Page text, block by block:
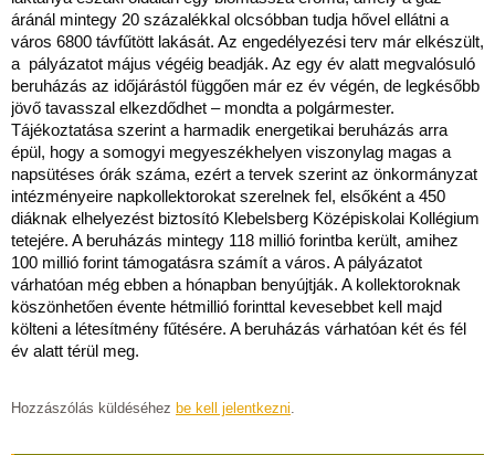
áránál mintegy 20 százalékkal olcsóbban tudja hővel ellátni a
város 6800 távfűtött lakását. Az engedélyezési terv már elkészült,
a pályázatot május végéig beadják. Az egy év alatt megvalósuló
beruházás az időjárástól függően már ez év végén, de legkésőbb
jövő tavasszal elkezdődhet – mondta a polgármester.
Tájékoztatása szerint a harmadik energetikai beruházás arra
épül, hogy a somogyi megyeszékhelyen viszonylag magas a
napsütéses órák száma, ezért a tervek szerint az önkormányzat
intézményeire napkollektorokat szerelnek fel, elsőként a 450
diáknak elhelyezést biztosító Klebelsberg Középiskolai Kollégium
tetejére. A beruházás mintegy 118 millió forintba került, amihez
100 millió forint támogatásra számít a város. A pályázatot
várhatóan még ebben a hónapban benyújtják. A kollektoroknak
köszönhetően évente hétmillió forinttal kevesebbet kell majd
költeni a létesítmény fűtésére. A beruházás várhatóan két és fél
év alatt térül meg.
Hozzászólás küldéséhez be kell jelentkezni.